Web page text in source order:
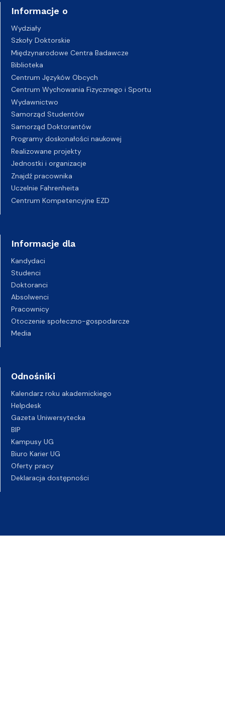
Informacje o
Wydziały
Szkoły Doktorskie
Międzynarodowe Centra Badawcze
Biblioteka
Centrum Języków Obcych
Centrum Wychowania Fizycznego i Sportu
Wydawnictwo
Samorząd Studentów
Samorząd Doktorantów
Programy doskonałości naukowej
Realizowane projekty
Jednostki i organizacje
Znajdź pracownika
Uczelnie Fahrenheita
Centrum Kompetencyjne EZD
Informacje dla
Kandydaci
Studenci
Doktoranci
Absolwenci
Pracownicy
Otoczenie społeczno-gospodarcze
Media
Odnośniki
Kalendarz roku akademickiego
Helpdesk
Gazeta Uniwersytecka
BIP
Kampusy UG
Biuro Karier UG
Oferty pracy
Deklaracja dostępności